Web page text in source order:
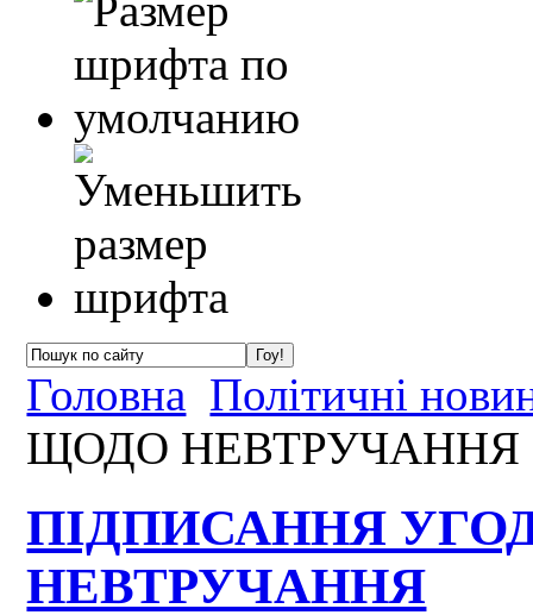
Головна Політичні
ЩОДО НЕВТРУЧАННЯ
ПІДПИСАННЯ
НЕВТРУЧАННЯ